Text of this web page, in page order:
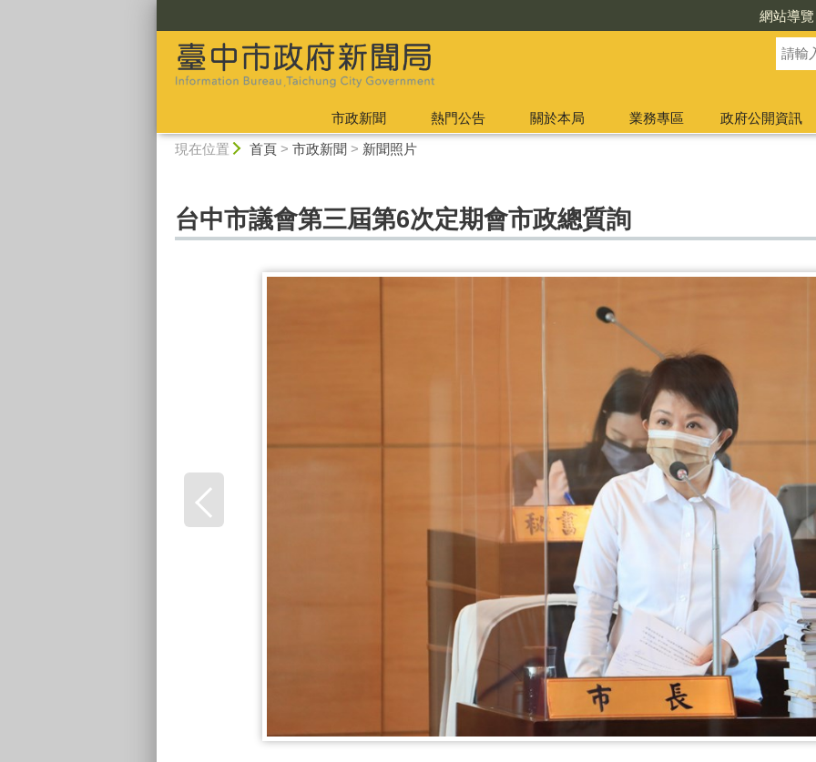
網站導覽
市政新聞 熱門公告 關於本局 業務專區
政府公開資訊
現在位置 首頁> 市政新聞 > 新聞照片
台中市議會第三屆第6次定期會市政總質詢